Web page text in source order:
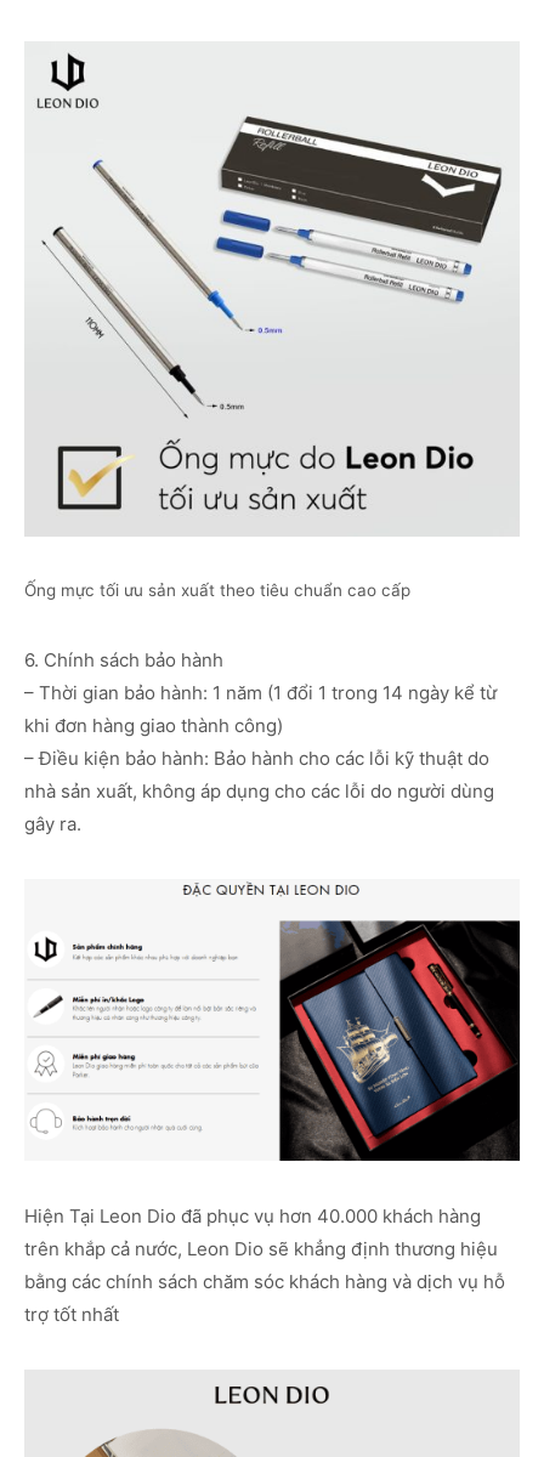
Ống mực tối ưu sản xuất theo tiêu chuẩn cao cấp
6. Chính sách bảo hành
– Thời gian bảo hành: 1 năm (1 đổi 1 trong 14 ngày kể từ
khi đơn hàng giao thành công)
– Điều kiện bảo hành: Bảo hành cho các lỗi kỹ thuật do
nhà sản xuất, không áp dụng cho các lỗi do người dùng
gây ra.
Hiện Tại Leon Dio đã phục vụ hơn 40.000 khách hàng
trên khắp cả nước, Leon Dio sẽ khẳng định thương hiệu
bằng các chính sách chăm sóc khách hàng và dịch vụ hỗ
trợ tốt nhất